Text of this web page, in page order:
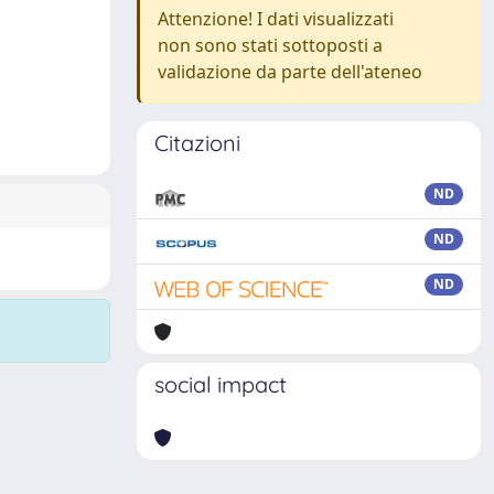
Attenzione! I dati visualizzati
non sono stati sottoposti a
validazione da parte dell'ateneo
Citazioni
ND
ND
ND
social impact